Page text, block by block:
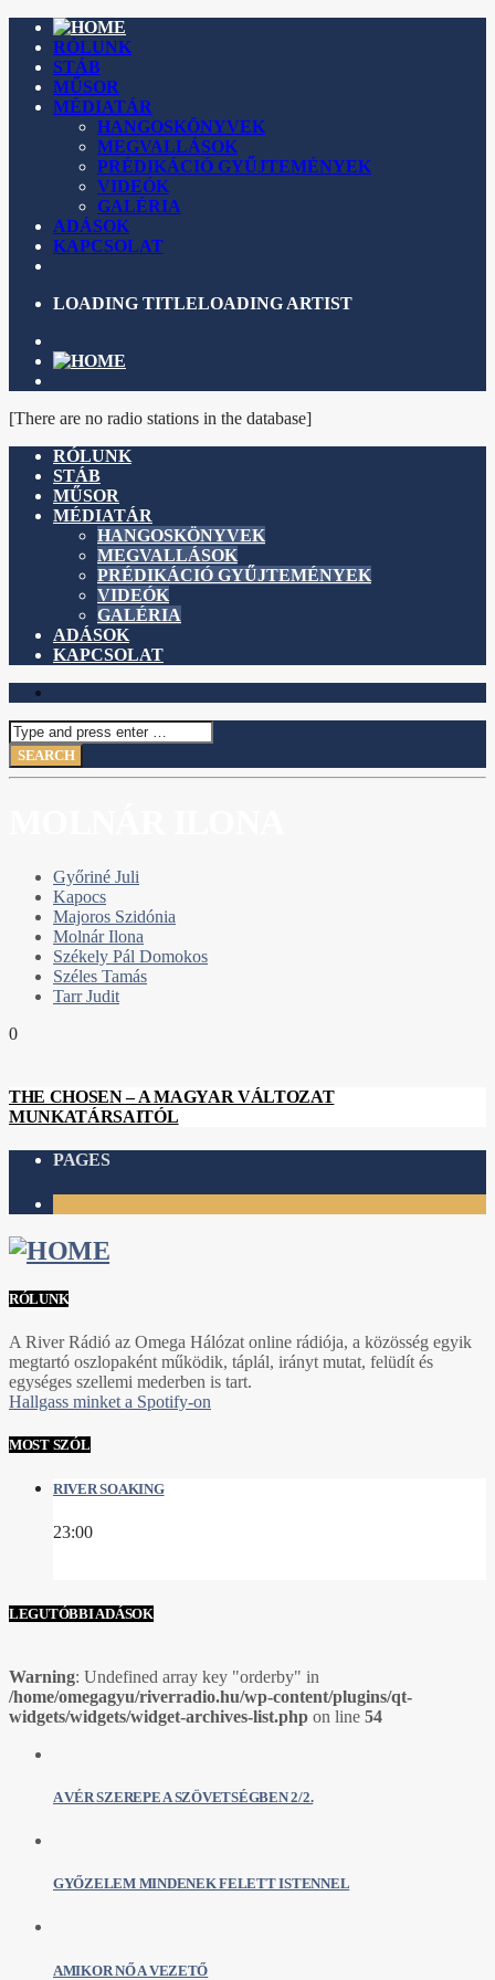
RÓLUNK
STÁB
MŰSOR
MÉDIATÁR
HANGOSKÖNYVEK
MEGVALLÁSOK
PRÉDIKÁCIÓ GYŰJTEMÉNYEK
VIDEÓK
GALÉRIA
ADÁSOK
KAPCSOLAT
LOADING TITLELOADING ARTIST
[There are no radio stations in the database]
RÓLUNK
STÁB
MŰSOR
MÉDIATÁR
HANGOSKÖNYVEK
MEGVALLÁSOK
PRÉDIKÁCIÓ GYŰJTEMÉNYEK
VIDEÓK
GALÉRIA
ADÁSOK
KAPCSOLAT
Győriné Juli
Kapocs
Majoros Szidónia
Molnár Ilona
Székely Pál Domokos
Széles Tamás
Tarr Judit
0
THE CHOSEN – A MAGYAR VÁLTOZAT
MUNKATÁRSAITÓL
PAGES
RÓLUNK
A River Rádió az Omega Hálózat online rádiója, a közösség egyik
megtartó oszlopaként működik, táplál, irányt mutat, felüdít és
egységes szellemi mederben is tart.
Hallgass minket a Spotify-on
MOST SZÓL
RIVER SOAKING
23:00
LEGUTÓBBI ADÁSOK
Warning: Undefined array key "orderby" in
/home/omegagyu/riverradio.hu/wp-content/plugins/qt-
widgets/widgets/widget-archives-list.php on line 54
A VÉR SZEREPE A SZÖVETSÉGBEN 2/2.
GYŐZELEM MINDENEK FELETT ISTENNEL
AMIKOR NŐ A VEZETŐ